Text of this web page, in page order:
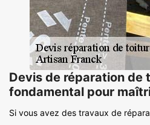
Devis de réparation de
fondamental pour
Si vous avez des travaux de